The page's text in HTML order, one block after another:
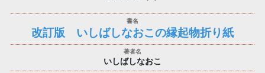
改訂版 いしばしなおこの縁起物折り紙
いしばしなおこ